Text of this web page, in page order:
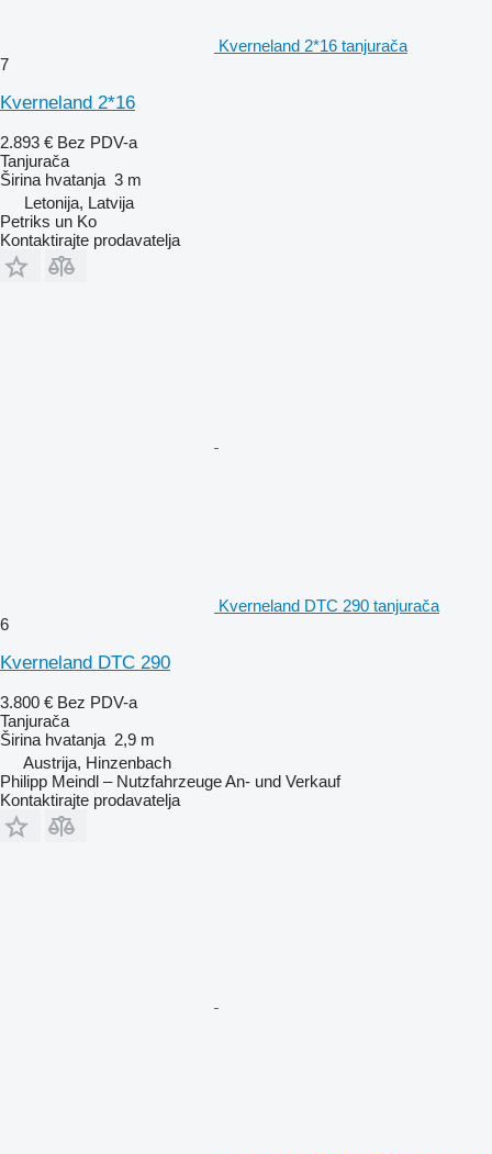
Kverneland 2*16 tanjurača
7
Kverneland 2*16
2.893 € Bez PDV-a
Tanjurača
Širina hvatanja 3 m
Letonija, Latvija
Petriks un Ko
Kontaktirajte prodavatelja
Kverneland DTC 290 tanjurača
6
Kverneland DTC 290
3.800 € Bez PDV-a
Tanjurača
Širina hvatanja 2,9 m
Austrija, Hinzenbach
Philipp Meindl – Nutzfahrzeuge An- und Verkauf
Kontaktirajte prodavatelja